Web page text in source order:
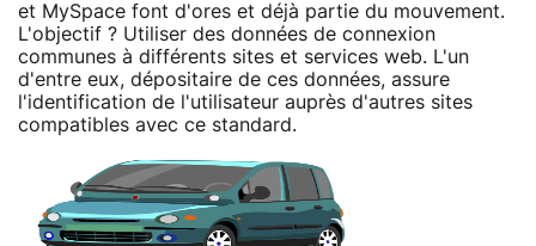
et MySpace font d'ores et déjà partie du mouvement.
L'objectif ? Utiliser des données de connexion
communes à différents sites et services web. L'un
d'entre eux, dépositaire de ces données, assure
l'identification de l'utilisateur auprès d'autres sites
compatibles avec ce standard.